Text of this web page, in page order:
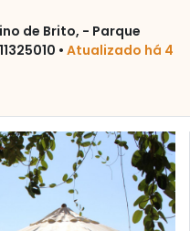
de Brito, - Parque
• Atualizado há 4